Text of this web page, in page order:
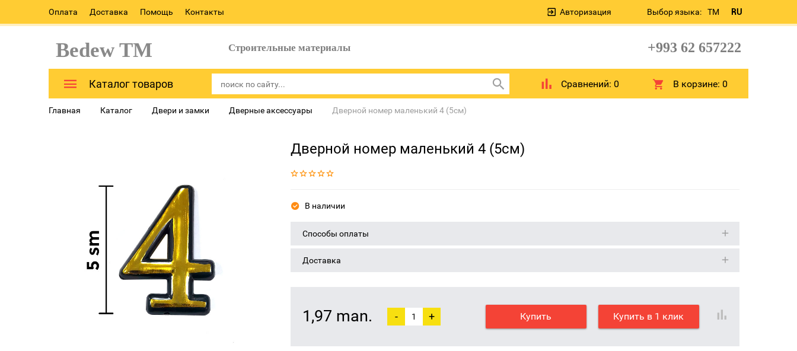
Оплата Доставка Помощь Контакты Выбор языка: TM RU
Авторизация
Bedew TM Строительные материалы +993 62 657222
Каталог товаров Сравнений: 0 В корзине:0
Главная Каталог Двери и замки Дверные аксессуары Дверной номер маленький 4 (5см)
Дверной номер маленький 4 (5см)
В наличии
Способы оплаты
Доставка
1,97 man. - + Купить Купить в 1 клик